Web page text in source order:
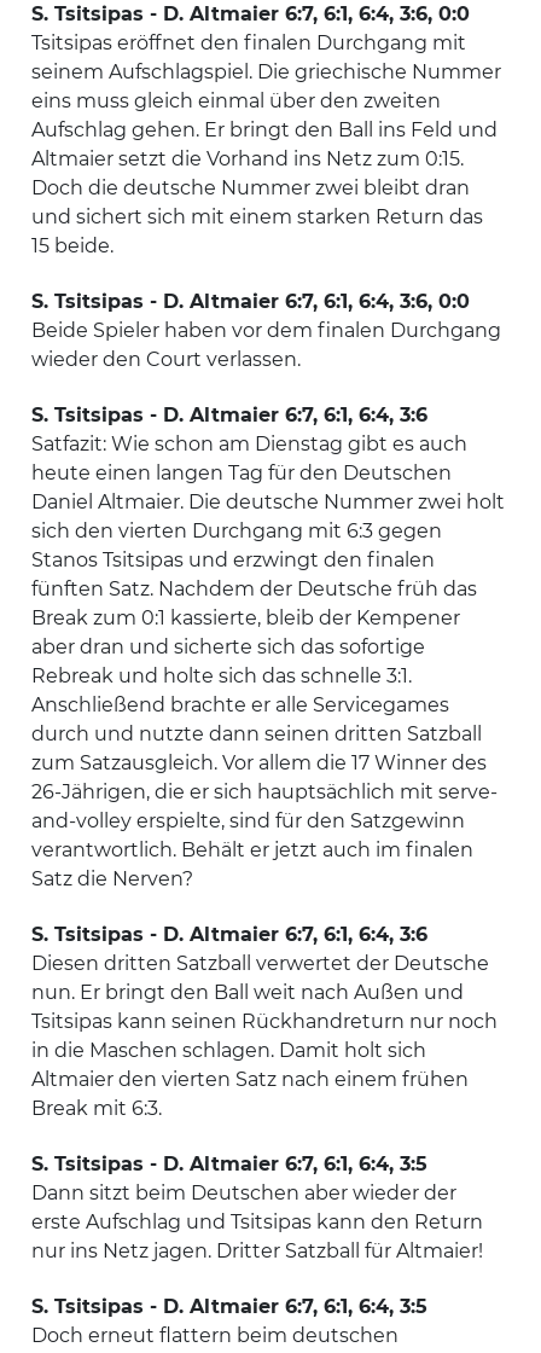
S. Tsitsipas - D. Altmaier 6:7, 6:1, 6:4, 3:6, 0:0
Tsitsipas eröffnet den finalen Durchgang mit
seinem Aufschlagspiel. Die griechische Nummer
eins muss gleich einmal über den zweiten
Aufschlag gehen. Er bringt den Ball ins Feld und
Altmaier setzt die Vorhand ins Netz zum 0:15.
Doch die deutsche Nummer zwei bleibt dran
und sichert sich mit einem starken Return das
15 beide.
S. Tsitsipas - D. Altmaier 6:7, 6:1, 6:4, 3:6, 0:0
Beide Spieler haben vor dem finalen Durchgang
wieder den Court verlassen.
S. Tsitsipas - D. Altmaier 6:7, 6:1, 6:4, 3:6
Satfazit: Wie schon am Dienstag gibt es auch
heute einen langen Tag für den Deutschen
Daniel Altmaier. Die deutsche Nummer zwei holt
sich den vierten Durchgang mit 6:3 gegen
Stanos Tsitsipas und erzwingt den finalen
fünften Satz. Nachdem der Deutsche früh das
Break zum 0:1 kassierte, bleib der Kempener
aber dran und sicherte sich das sofortige
Rebreak und holte sich das schnelle 3:1.
Anschließend brachte er alle Servicegames
durch und nutzte dann seinen dritten Satzball
zum Satzausgleich. Vor allem die 17 Winner des
26-Jährigen, die er sich hauptsächlich mit serve-
and-volley erspielte, sind für den Satzgewinn
verantwortlich. Behält er jetzt auch im finalen
Satz die Nerven?
S. Tsitsipas - D. Altmaier 6:7, 6:1, 6:4, 3:6
Diesen dritten Satzball verwertet der Deutsche
nun. Er bringt den Ball weit nach Außen und
Tsitsipas kann seinen Rückhandreturn nur noch
in die Maschen schlagen. Damit holt sich
Altmaier den vierten Satz nach einem frühen
Break mit 6:3.
S. Tsitsipas - D. Altmaier 6:7, 6:1, 6:4, 3:5
Dann sitzt beim Deutschen aber wieder der
erste Aufschlag und Tsitsipas kann den Return
nur ins Netz jagen. Dritter Satzball für Altmaier!
S. Tsitsipas - D. Altmaier 6:7, 6:1, 6:4, 3:5
Doch erneut flattern beim deutschen